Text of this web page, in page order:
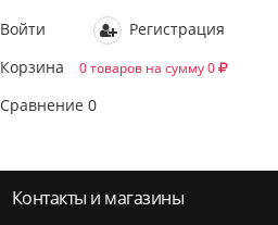
Войти
Регистрация
Корзина
0 товаров на сумму 0
Сравнение 0
Контакты и магазины